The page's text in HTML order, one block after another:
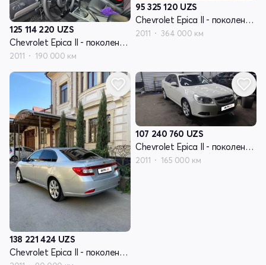
125 114 220 UZS
Chevrolet Epica II - поколение V250 рестайлинг
2011 190 000 км
95 325 120 UZS
Chevrolet Epica II - поколение V250 рестайлинг
2011 364 000 км
138 221 424 UZS
Chevrolet Epica II - поколение V250 рестайлинг
107 240 760 UZS
Chevrolet Epica II - поколение V250 рестайлинг
2011 165 000 км